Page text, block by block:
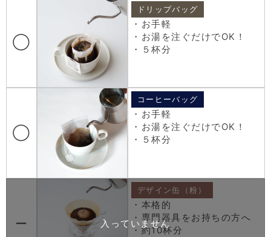
◯
ドリップバッグ
・お手軽
・お湯を注ぐだけでOK！
・５杯分
◯
コーヒーバッグ
・お手軽
・お湯を注ぐだけでOK！
・５杯分
ー
デザイン缶（粉）
・本格的
・専門器具をお持ちの方へ
・約10杯分